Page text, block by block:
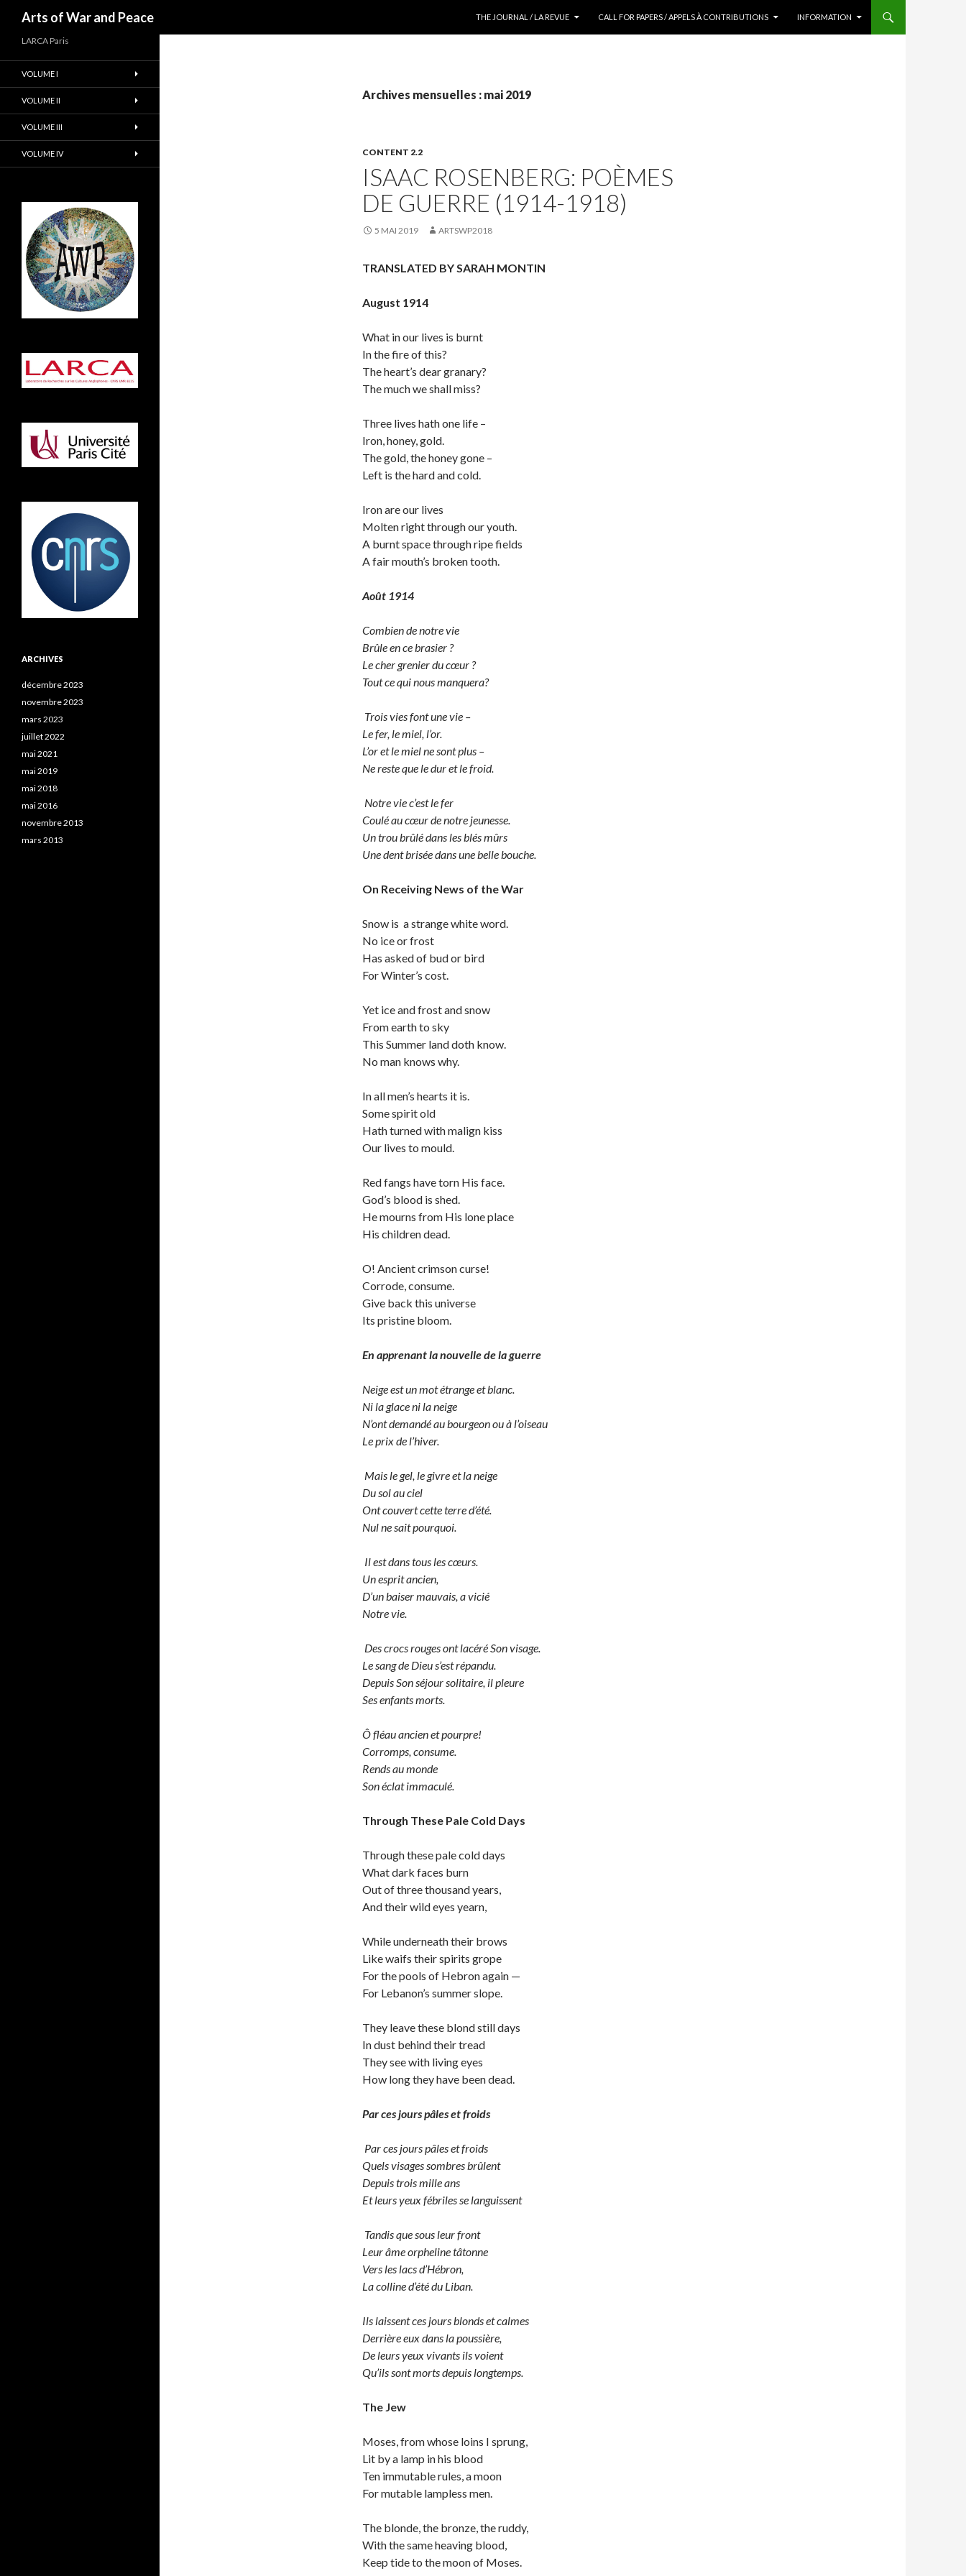
Arts of War and Peace
THE JOURNAL / LA REVUE
CALL FOR PAPERS / APPELS À CONTRIBUTIONS INFORMATION
Archives mensuelles : mai 2019
CONTENT 2.2
ISAAC ROSENBERG: POÈMES
DE GUERRE (1914-1918)
5 MAI 2019 ARTSWP2018
TRANSLATED BY SARAH MONTIN
August 1914
What in our lives is burnt
In the fire of this?
The heart’s dear granary?
The much we shall miss?
Three lives hath one life –
Iron, honey, gold.
The gold, the honey gone –
Left is the hard and cold.
Iron are our lives
Molten right through our youth.
A burnt space through ripe fields
A fair mouth’s broken tooth.
Août 1914
Combien de notre vie
Brûle en ce brasier ?
Le cher grenier du cœur ?
Tout ce qui nous manquera?
Trois vies font une vie –
Le fer, le miel, l’or.
L’or et le miel ne sont plus –
Ne reste que le dur et le froid.
Notre vie c’est le fer
Coulé au cœur de notre jeunesse.
Un trou brûlé dans les blés mûrs
Une dent brisée dans une belle bouche.
On Receiving News of the War
Snow is a strange white word.
No ice or frost
Has asked of bud or bird
For Winter’s cost.
Yet ice and frost and snow
From earth to sky
This Summer land doth know.
No man knows why.
In all men’s hearts it is.
Some spirit old
Hath turned with malign kiss
Our lives to mould.
Red fangs have torn His face.
God’s blood is shed.
He mourns from His lone place
His children dead.
O! Ancient crimson curse!
Corrode, consume.
Give back this universe
Its pristine bloom.
En apprenant la nouvelle de la guerre
Neige est un mot étrange et blanc.
Ni la glace ni la neige
N’ont demandé au bourgeon ou à l’oiseau
Le prix de l’hiver.
Mais le gel, le givre et la neige
Du sol au ciel
Ont couvert cette terre d’été.
Nul ne sait pourquoi.
Il est dans tous les cœurs.
Un esprit ancien,
D’un baiser mauvais, a vicié
Notre vie.
Des crocs rouges ont lacéré Son visage.
Le sang de Dieu s’est répandu.
Depuis Son séjour solitaire, il pleure
Ses enfants morts.
Ô fléau ancien et pourpre!
Corromps, consume.
Rends au monde
Son éclat immaculé.
Through These Pale Cold Days
Through these pale cold days
What dark faces burn
Out of three thousand years,
And their wild eyes yearn,
While underneath their brows
Like waifs their spirits grope
For the pools of Hebron again —
For Lebanon’s summer slope.
They leave these blond still days
In dust behind their tread
They see with living eyes
How long they have been dead.
Par ces jours pâles et froids
Par ces jours pâles et froids
Quels visages sombres brûlent
Depuis trois mille ans
Et leurs yeux fébriles se languissent
Tandis que sous leur front
Leur âme orpheline tâtonne
Vers les lacs d’Hébron,
La colline d’été du Liban.
Ils laissent ces jours blonds et calmes
Derrière eux dans la poussière,
De leurs yeux vivants ils voient
Qu’ils sont morts depuis longtemps.
The Jew
Moses, from whose loins I sprung,
Lit by a lamp in his blood
Ten immutable rules, a moon
For mutable lampless men.
The blonde, the bronze, the ruddy,
With the same heaving blood,
Keep tide to the moon of Moses.
LARCA Paris
VOLUME I
VOLUME II
VOLUME III
VOLUME IV
ARCHIVES
décembre 2023
novembre 2023
mars 2023
juillet 2022
mai 2021
mai 2019
mai 2018
mai 2016
novembre 2013
mars 2013